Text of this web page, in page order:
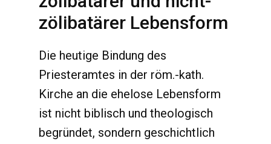
zölibatärer Lebensform
Die heutige Bindung des
Priesteramtes in der röm.-kath.
Kirche an die ehelose Lebensform
ist nicht biblisch und theologisch
begründet, sondern geschichtlich